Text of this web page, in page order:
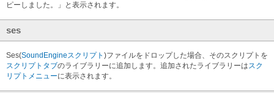
ピーしました。」と表示されます。
ses
Ses(SoundEngineスクリプト )ファイルをドロップした場合、そのスクリプトを
スクリプトタブのライブラリーに追加します。追加されたライブラリーはスク
リプトメニューに表示されます。